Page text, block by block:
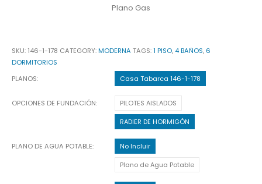
Plano Gas
SKU: 146-1-178 CATEGORY:MODERNA TAGS:1 PISO, 4 BAÑOS, 6
DORMITORIOS
PLANOS
Casa Tabarca 146-1-178
OPCIONES DE FUNDACIÓN
PILOTES AISLADOS
RADIER DE HORMIGÓN
PLANO DE AGUA POTABLE
No Incluir
Plano de Agua Potable